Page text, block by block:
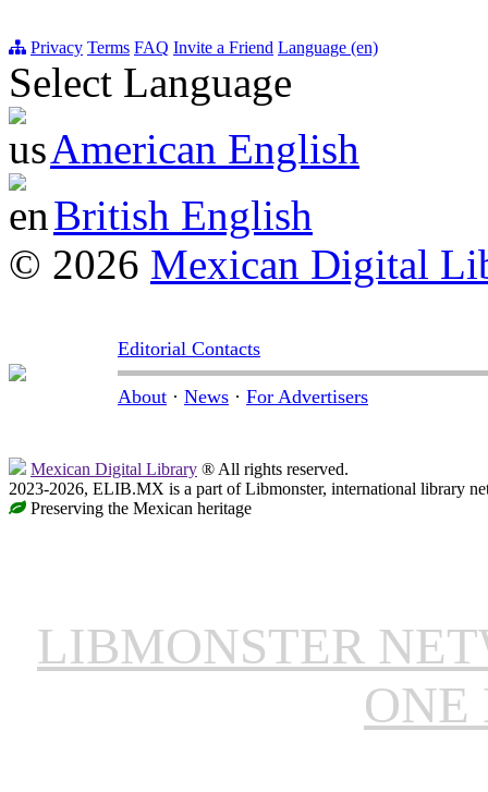
Privacy Terms FAQ Invite a Friend Language (en)
Select Language
American English
British English
© 2026 Mexican Digital
Editorial Contacts
About · News · For Advertisers
Mexican Digital Library ® All rights reserved.
2023-2026, ELIB.MX is a part of Libmonster, international library
Preserving the Mexican heritage
LIBMONSTER
ONE